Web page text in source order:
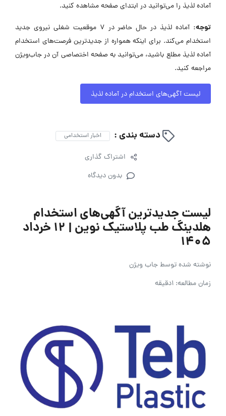
آماده لذیذ را می‌توانید در ابتدای صفحه مشاهده کنید.
توجه:
آماده لذیذ در حال حاضر در ۷ موقعیت شغلی نیروی جدید
استخدام می‌کند. برای اینکه همواره از جدیدترین فرصت‌های استخدام
آماده لذیذ مطلع باشید، می‌توانید به صفحه اختصاصی آن در جاب‌ویژن
مراجعه کنید.
لیست آگهی‌های استخدام در آماده لذیذ
دسته بندی : اخبار استخدامی
اشتراک گذاری
بدون دیدگاه
لیست جدیدترین آگهی‌های استخدام
هلدینگ طب پلاستیک نوین | ۱۲ خرداد
۱۴۰۵
نوشته شده توسطجاب ویژن
زمان مطالعه: 1دقیقه